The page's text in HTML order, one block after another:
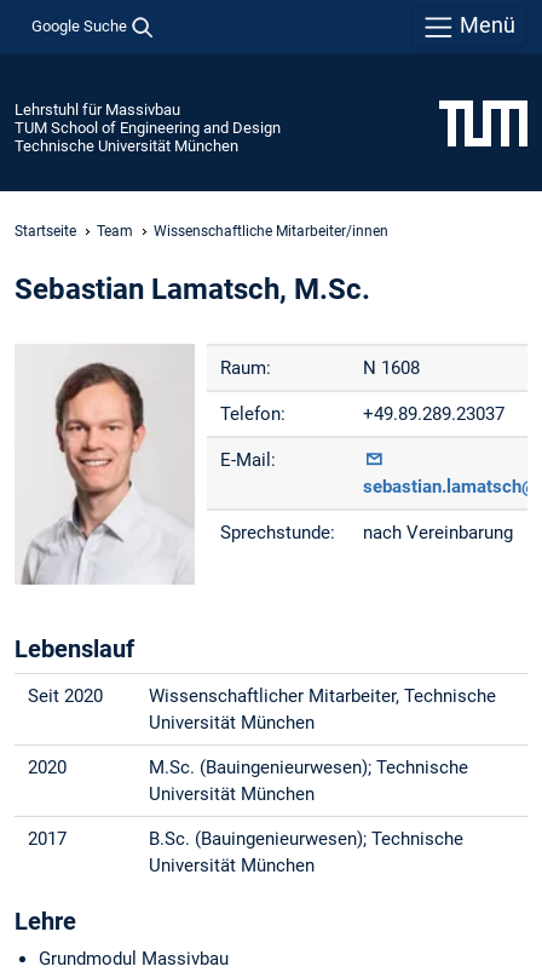
Google Suche Menü
Lehrstuhl für Massivbau
TUM School of Engineering and Design
Technische Universität München
Startseite Team Wissenschaftliche Mitarbeiter/innen
Sebastian Lamatsch, M.Sc.
Raum: N 1608
Telefon: +49.89.289.23037
E-Mail:
Sprechstunde: nach Vereinbarung
Lebenslauf
Seit 2020
Wissenschaftlicher Mitarbeiter, Technische
Universität München
2020
M.Sc. (Bauingenieurwesen); Technische
Universität München
2017
B.Sc. (Bauingenieurwesen); Technische
Universität München
Lehre
Grundmodul Massivbau